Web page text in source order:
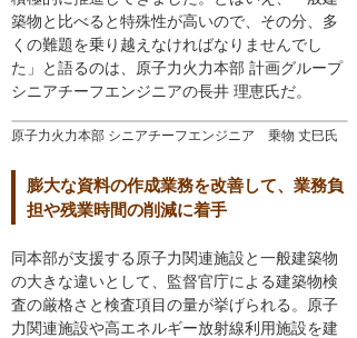
原子力火力本部 シニアチーフエンジニア 乗物 丈巳氏
築物と比べると特殊性が高いので、その分、多
くの難題を乗り越えなければなりませんでし
た」と語るのは、原子力火力本部 計画グループ
シニアチーフエンジニアの長井 理恵氏だ。
膨大な資料の作成業務を改善して、業務負
担や残業時間の削減に着手
同本部が支援する原子力関連施設と一般建築物
の大きな違いとして、監督官庁による建築物検
査の厳格さと検査項目の量が挙げられる。原子
力関連施設や高エネルギー放射線利用施設を建